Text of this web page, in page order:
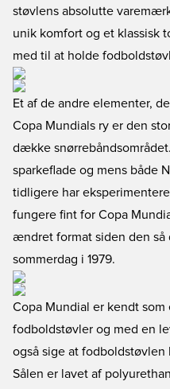
støvlens absolutte
unik komfort og et klassisk
med til at holde
Et af de andre elementer,
Copa Mundials ry er den
dække
sparkeflade og mens både
tidligere har
fungere fint for Copa
ændret format siden den så
sommerdag i 1979.
Copa Mundial er kendt
fodboldstøvler og med en
også sige at fodboldstøvlen
Sålen er lavet af